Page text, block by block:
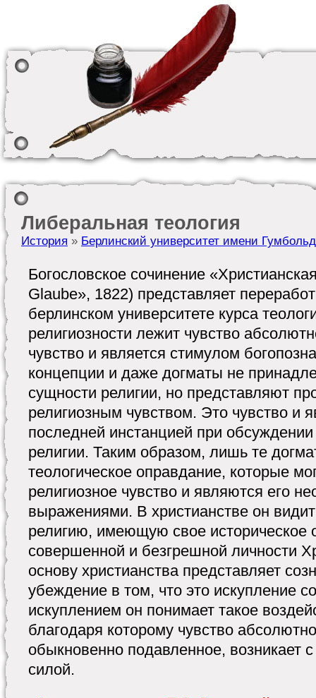
Либеральная теология
История » Берлинский университет имени
Богословское сочинение
Glaube», 1822) представляет
берлинском университете курса
религиозности лежит чувство
чувство и является стимулом
концепции и даже догматы не
сущности религии, но представляют
религиозным чувством. Это чувство и
последней инстанцией при
религии. Таким образом, лишь те
теологическое оправдание, которые
религиозное чувство и являются его
выражениями. В христианстве он
религию, имеющую свое историческое
совершенной и безгрешной личности
основу христианства представляет
убеждение в том, что это искупление
искуплением он понимает такое
благодаря которому чувство
обыкновенно подавленное, возникает
силой.